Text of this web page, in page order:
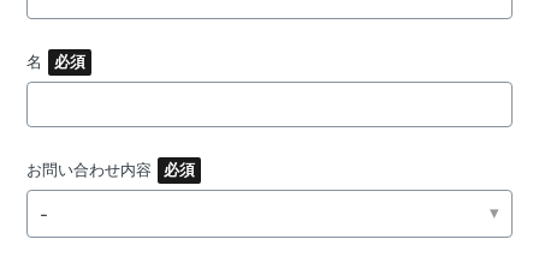
名
お問い合わせ内容
-